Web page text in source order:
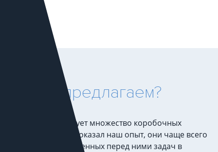
Что мы предлагаем?
На рынке существует множество коробочных
решений, но, как показал наш опыт, они чаще всего
не решают поставленных перед ними задач в